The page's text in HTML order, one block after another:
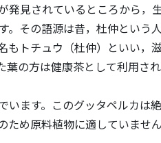
見されているところから，
その語源は昔，杜仲という
もトチュウ（杜仲）といい，
葉の方は健康茶として利用さ
ます。このグッタペルカは
ため原料植物に適していませ